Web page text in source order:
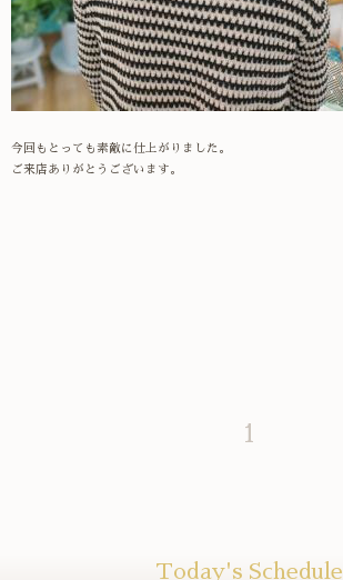
今回もとっても素敵に仕上がりました。
ご来店ありがとうございます。
1
Today's Schedule